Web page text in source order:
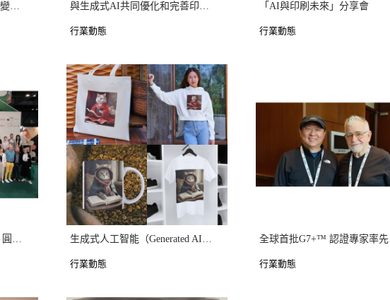
G7+ 全球最好的校正系統，變得更好 與生成式AI共同優化和完善印刷培訓： 使印刷出版業及買家與時俱進，共創雙贏
行業動態
「AI與印刷未來」分享會
行業動態
第35屆香港印製大獎啟動禮 圓滿舉行 生成式人工智能（Generated AI） 在印刷設計中的實際應用（三）： 與生成式AI合力開發文創產品市場
行業動態
全
行業動態